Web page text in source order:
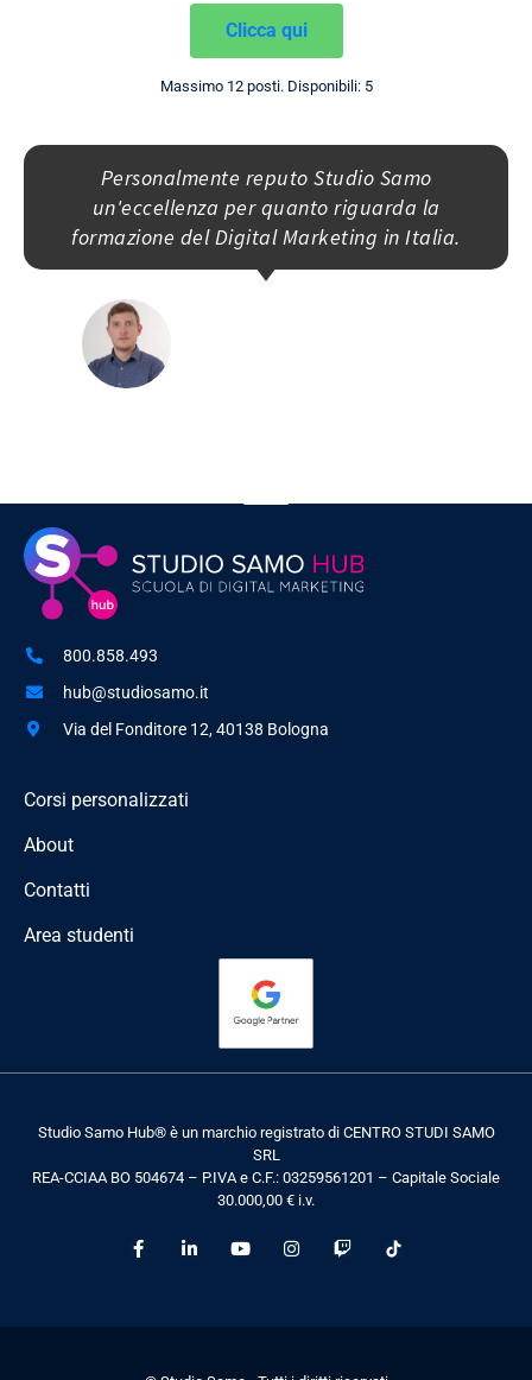
Clicca qui
Massimo 12 posti. Disponibili: 5
Personalmente reputo Studio Samo
un'eccellenza per quanto riguarda la
formazione del Digital Marketing in Italia.
800.858.493
hub@studiosamo.it
Via del Fonditore 12, 40138 Bologna
Corsi personalizzati
About
Contatti
Area studenti
Studio Samo Hub® è un marchio registrato di CENTRO STUDI SAMO
SRL
REA-CCIAA BO 504674 – P.IVA e C.F.: 03259561201 – Capitale Sociale
30.000,00 € i.v.